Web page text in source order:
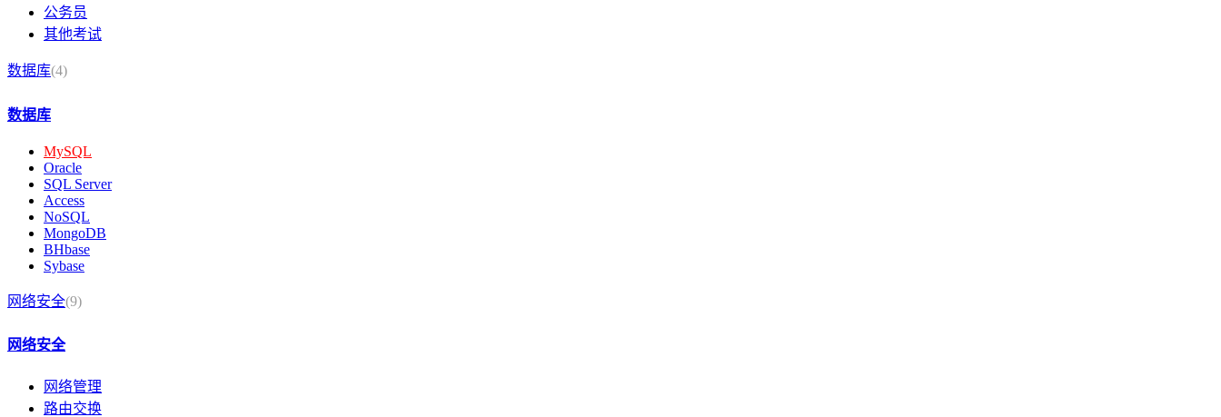
公务员
其他考试
数据库(4)
数据库
MySQL
Oracle
SQL Server
Access
NoSQL
MongoDB
BHbase
Sybase
网络安全(9)
网络安全
网络管理
路由交换